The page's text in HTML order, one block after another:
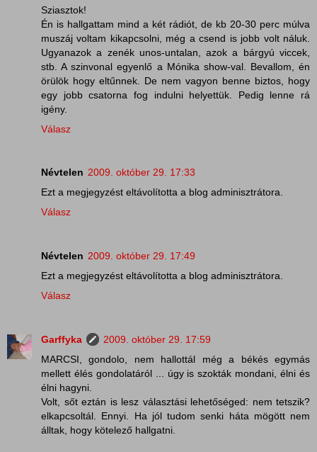
Sziasztok!
Én is hallgattam mind a két rádiót, de kb 20-30 perc múlva
muszáj voltam kikapcsolni, még a csend is jobb volt náluk.
Ugyanazok a zenék unos-untalan, azok a bárgyú viccek,
stb. A szinvonal egyenlő a Mónika show-val. Bevallom, én
örülök hogy eltűnnek. De nem vagyon benne biztos, hogy
egy jobb csatorna fog indulni helyettük. Pedig lenne rá
igény.
Válasz
Névtelen 2009. október 29. 17:33
Ezt a megjegyzést eltávolította a blog adminisztrátora.
Válasz
Névtelen 2009. október 29. 17:49
Ezt a megjegyzést eltávolította a blog adminisztrátora.
Válasz
Garffyka
2009. október 29. 17:59
MARCSI, gondolo, nem hallottál még a békés egymás
mellett élés gondolatáról ... úgy is szokták mondani, élni és
élni hagyni.
Volt, sőt eztán is lesz választási lehetőséged: nem tetszik?
elkapcsoltál. Ennyi. Ha jól tudom senki háta mögött nem
álltak, hogy kötelező hallgatni.